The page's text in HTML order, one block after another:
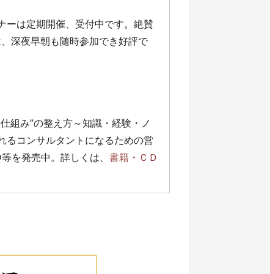
ーは定期開催、受付中です。絶賛
深夜早朝も随時参加でき好評で
組み”の整え方～知識・経験・ノ
るコンサルタントになるための営
を発売中。詳しくは、 書籍・ＣＤ